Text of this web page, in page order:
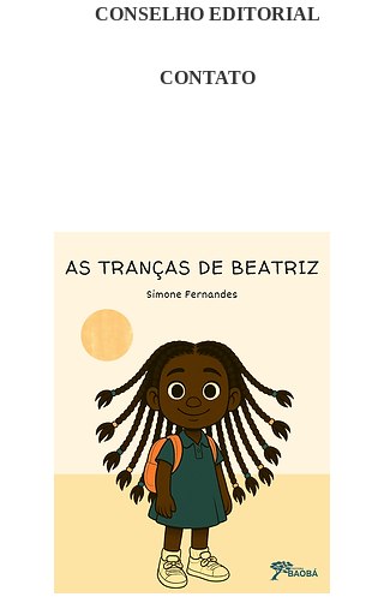
CONSELHO EDITORIAL
CONTATO